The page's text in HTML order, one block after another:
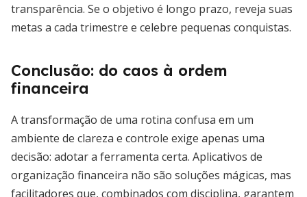
transparência. Se o objetivo é longo prazo, reveja suas
metas a cada trimestre e celebre pequenas conquistas.
Conclusão: do caos à ordem
financeira
A transformação de uma rotina confusa em um
ambiente de clareza e controle exige apenas uma
decisão: adotar a ferramenta certa. Aplicativos de
organização financeira não são soluções mágicas, mas
facilitadores que, combinados com disciplina, garantem